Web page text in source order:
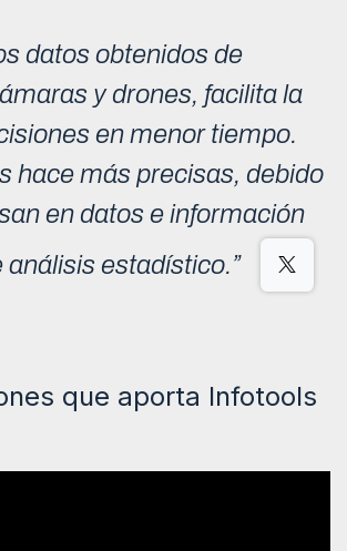
datos obtenidos de
y drones, facilita la
en menor tiempo.
hace más precisas, debido
en datos e información
estadístico.”
que aporta Infotools